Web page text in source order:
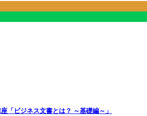
「ビジネス文書とは？ ～基礎編～」